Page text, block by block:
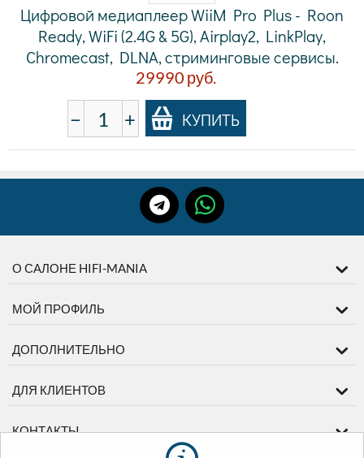
Цифровой медиаплеер WiiM Pro Plus - Roon
Ready, WiFi (2.4G & 5G), Airplay2, LinkPlay,
Chromecast, DLNA, стриминговые сервисы.
29990 руб.
− + КУПИТЬ
О САЛОНЕ HIFI-MANIA
МОЙ ПРОФИЛЬ
ДОПОЛНИТЕЛЬНО
ДЛЯ КЛИЕНТОВ
КОНТАКТЫ